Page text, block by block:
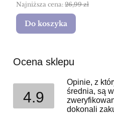
Najniższa cena: 26,99 zł
Do koszyka
Ocena sklepu
4.9
Opinie, z
średnia, są
dokonali